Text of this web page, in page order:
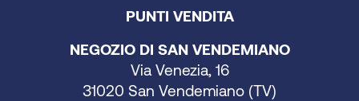
PUNTI VENDITA
NEGOZIO DI SAN VENDEMIANO
Via Venezia, 16
31020 San Vendemiano (TV)